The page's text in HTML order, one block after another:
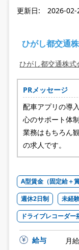
更新日: 2026-02-
ひがし都交通
ひがし都交通株式
PRメッセージ
配車アプリの導
心のサポート体
業務はもちろん
の求人です。
A型賃金（固定給＋賞
週休2日制
未経
ドライブレコーダー
給与
月